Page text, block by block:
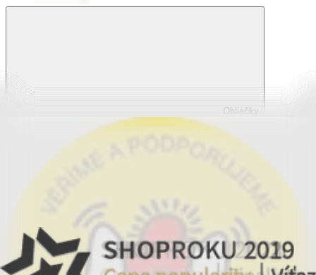
Obliečky
Zobraziť všetko
Všetko z Obliečky